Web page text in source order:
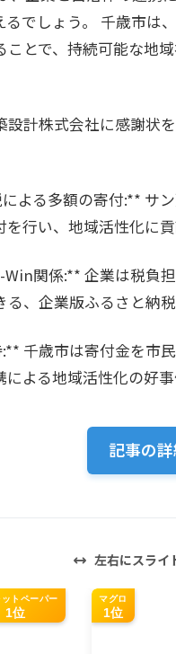
るでしょう。 千歳市は
とで、持続可能な地
計株式会社に感謝状
よる多額の寄付:** サ
行い、地域活性化に
関係:** 企業は税負
、企業版ふるさと納
千歳市は寄付金を市
よる地域活性化の好事
記事の
左右にスライ
ットペーパー
1位
マグロ
1位